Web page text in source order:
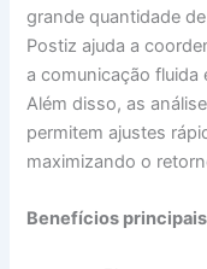
grande quantidade
Postiz ajuda a
a comunicação fluida
Além disso, as
permitem ajustes
maximizando o
Benefícios